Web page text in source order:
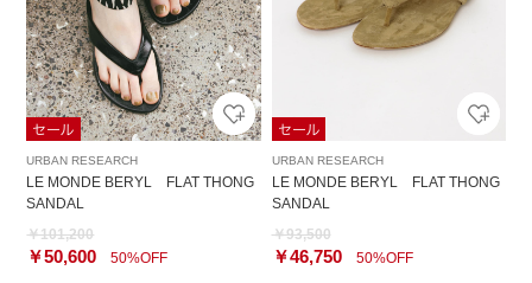
URBAN RESEARCH
LE MONDE BERYL FLAT THONG
SANDAL
￥101,200
￥50,600 50%OFF
URBAN RESEARCH
LE MONDE BERYL FLAT THONG
SANDAL
￥93,500
￥46,75050%OFF